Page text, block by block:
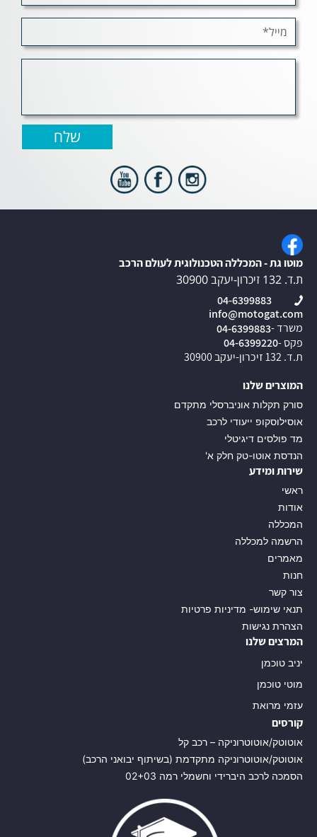
מוטו גת - המכללה הטכנולוגית לעולם הרכב
ת.ד. 132 זיכרון-יעקב 30900
04-6399883
info@motogat.com
משרד -04-6399883
פקס -04-6399220
ת.ד. 132 זיכרון-יעקב 30900
המוצרים שלנו
סורק תקלות אוניברסלי מתקדם
אוסילוסקופ ייעודי לרכב
מד פולסים דיגיטלי
הנדסת אוטו-טק חלק א'
שירות ומידע
ראשי
אודות
המכללה
הרשמה למכללה
מאמרים
חנות
צור קשר
תנאי שימוש- מדיניות פרטיות
הצהרת נגישות
המרצים שלנו
יניב טוכמן
מוטי טוכמן
עזמי מרואת
קורסים
אוטוטק/אוטוטרוניקה – רכב קל
אוטוטק/אוטוטרוניקה מתקדמת (בשיתוף יבואני הרכב)
הסמכה לרכב היברידי וחשמלי רמה 02+03